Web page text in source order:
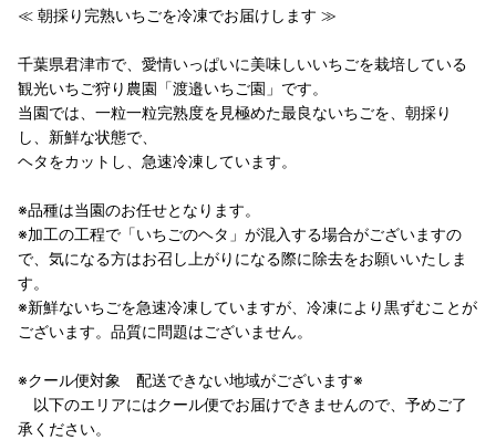
≪ 朝採り完熟いちごを冷凍でお届けします ≫
千葉県君津市で、愛情いっぱいに美味しいいちごを栽培している
観光いちご狩り農園「渡邉いちご園」です。
当園では、一粒一粒完熟度を見極めた最良ないちごを、朝採り
し、新鮮な状態で、
ヘタをカットし、急速冷凍しています。
※品種は当園のお任せとなります。
※加工の工程で「いちごのヘタ」が混入する場合がございますの
で、気になる方はお召し上がりになる際に除去をお願いいたしま
す。
※新鮮ないちごを急速冷凍していますが、冷凍により黒ずむことが
ございます。品質に問題はございません。
※クール便対象 配送できない地域がございます※
以下のエリアにはクール便でお届けできませんので、予めご了
承ください。